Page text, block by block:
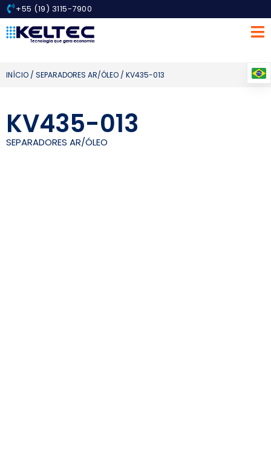
+55 (19) 3115-7900
INÍCIO / SEPARADORES AR/ÓLEO / KV435-013
KV435-013
SEPARADORES AR/ÓLEO